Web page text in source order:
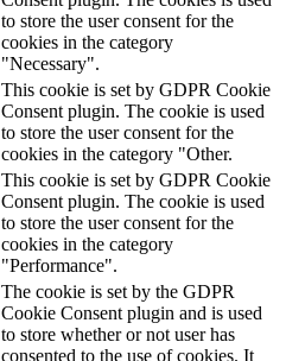
to store the user consent for the
cookies in the category
"Necessary".
This cookie is set by GDPR Cookie
Consent plugin. The cookie is used
to store the user consent for the
cookies in the category "Other.
This cookie is set by GDPR Cookie
Consent plugin. The cookie is used
to store the user consent for the
cookies in the category
"Performance".
The cookie is set by the GDPR
Cookie Consent plugin and is used
to store whether or not user has
consented to the use of cookies. It